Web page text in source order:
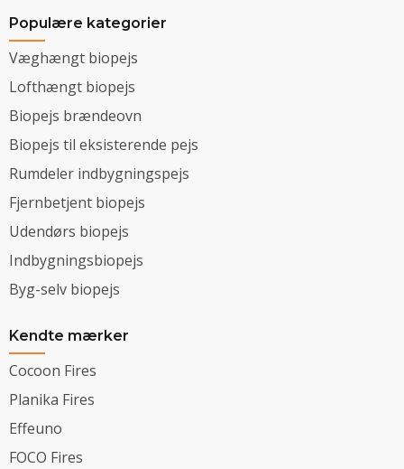
Populære kategorier
Væghængt biopejs
Lofthængt biopejs
Biopejs brændeovn
Biopejs til eksisterende pejs
Rumdeler indbygningspejs
Fjernbetjent biopejs
Udendørs biopejs
Indbygningsbiopejs
Byg-selv biopejs
Kendte mærker
Cocoon Fires
Planika Fires
Effeuno
FOCO Fires